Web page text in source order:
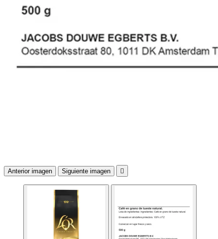
Anterior imagen Siguiente imagen 